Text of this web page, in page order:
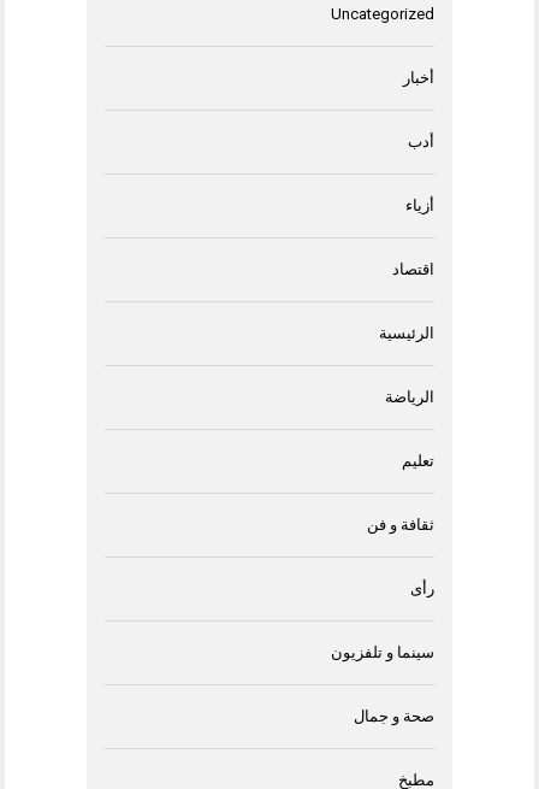
Uncategorized
أخبار
أدب
أزياء
اقتصاد
الرئيسية
الرياضة
تعليم
ثقافة و فن
رأى
سينما و تلفزيون
صحة و جمال
مطبخ